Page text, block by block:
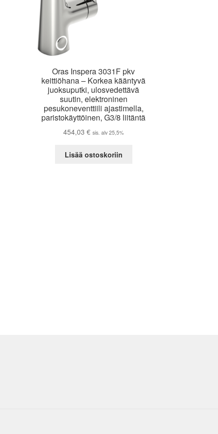
Oras Inspera 3031F pkv
keittiöhana – Korkea kääntyvä
juoksuputki, ulosvedettävä
suutin, elektroninen
pesukoneventtiili ajastimella,
paristokäyttöinen, G3/8 liitäntä
454,03€ sis. alv 25,5%
Lisää ostoskoriin